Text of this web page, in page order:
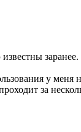
у
за